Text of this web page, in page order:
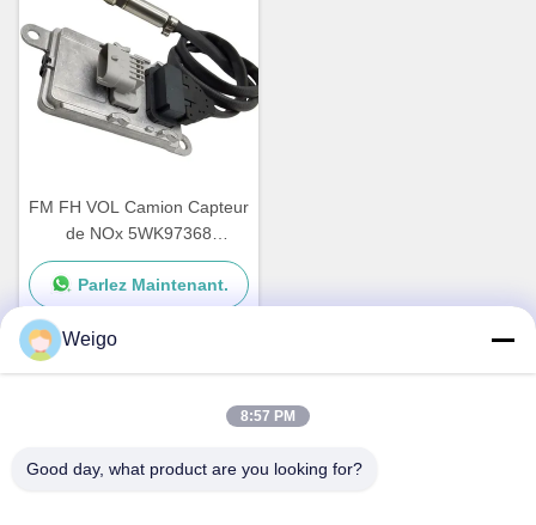
FM FH VOL Camion Capteur
de NOx 5WK97368
22827991 24V Garantie de
12 mois
Parlez Maintenant.
Adresse
Weigo
8:57 PM
Good day, what product are you looking for?